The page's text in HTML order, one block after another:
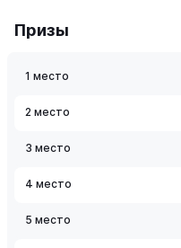
Призы
1 место
2 место
3 место
4 место
5 место